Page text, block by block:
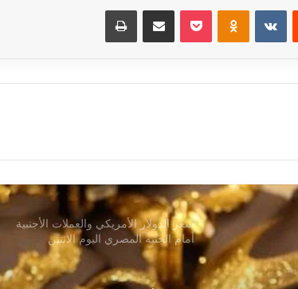
استقرار أسعار الذهب اليوم السبت
1/8/2026 بمستهل التعاملات
أمام الجنيه المصري اليوم الاثنين
استقرار أسعار الذهب في مصر اليوم الإثنين
3 أغسطس 2026 وسط ترقب الأسواق
العالمية